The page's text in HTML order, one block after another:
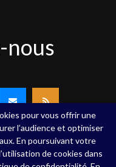
nous
- Tous droits réservés
pour vous offrir une
l’audience et optimiser
En poursuivant votre
de cookies dans